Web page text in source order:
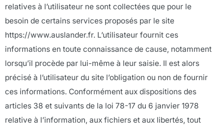
relatives à l’utilisateur ne sont collectées que pour le
besoin de certains services proposés par le site
https://www.auslander.fr. L’utilisateur fournit ces
informations en toute connaissance de cause, notamment
lorsqu’il procède par lui-même à leur saisie. Il est alors
précisé à l’utilisateur du site l’obligation ou non de fournir
ces informations. Conformément aux dispositions des
articles 38 et suivants de la loi 78-17 du 6 janvier 1978
relative à l’information, aux fichiers et aux libertés, tout